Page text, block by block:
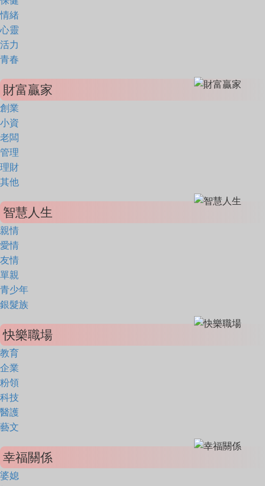
情緒
心靈
活力
青春
財富贏家
創業
小資
老闆
管理
理財
其他
智慧人生
親情
愛情
友情
單親
青少年
銀髮族
快樂職場
教育
企業
粉領
科技
醫護
藝文
幸福關係
婆媳